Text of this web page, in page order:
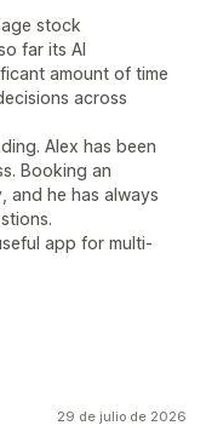
stock
far its AI
amount of time
across
Alex has been
Booking an
and he has always
app for multi-
29 de julio de 2026